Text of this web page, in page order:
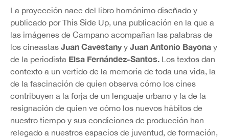
La proyección nace del libro homónimo diseñado y
publicado por This Side Up, una publicación en la que a
las imágenes de Campano acompañan las palabras de
los cineastas Juan Cavestanyy Juan Antonio Bayona y
de la periodista Elsa Fernández-Santos. Los textos dan
contexto a un vertido de la memoria de toda una vida, la
de la fascinación de quien observa cómo los cines
contribuyen a la forja de un lenguaje urbano y la de la
resignación de quien ve cómo los nuevos hábitos de
nuestro tiempo y sus condiciones de producción han
relegado a nuestros espacios de juventud, de formación,